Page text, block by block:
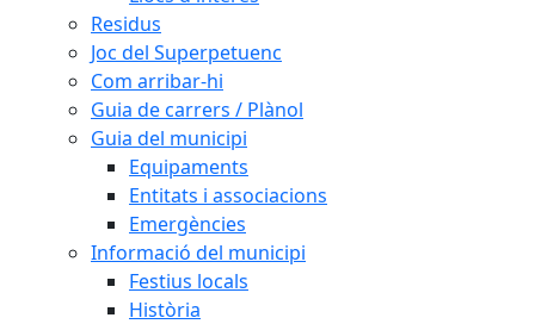
Residus
Joc del Superpetuenc
Com arribar-hi
Guia de carrers / Plànol
Guia del municipi
Equipaments
Entitats i associacions
Emergències
Informació del municipi
Festius locals
Història